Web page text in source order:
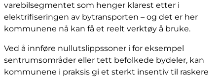
varebilsegmentet som henger klarest etter i
elektrifiseringen av bytransporten – og det er her
kommunene nå kan få et reelt verktøy å bruke.
Ved å innføre nullutslippssoner i for eksempel
sentrumsområder eller tett befolkede bydeler, kan
kommunene i praksis gi et sterkt insentiv til raskere